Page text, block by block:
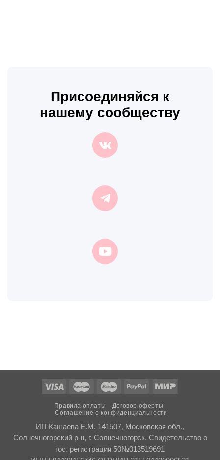
Присоединяйся к
нашему сообществу
Правила оплаты
Договор оферты
Соглашение о конфиденциальности
ИП Кашаева Е.М. 141507, Московская обл.,
Солнечногорский р-н, г. Солнечногорск. Свидетельство о
гос. регистрации 50№013519691